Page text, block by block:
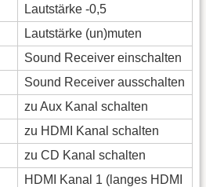
Lautstärke -0,5
Lautstärke (un)muten
Sound Receiver einschalten
Sound Receiver ausschalten
zu Aux Kanal schalten
zu HDMI Kanal schalten
zu CD Kanal schalten
HDMI Kanal 1 (langes HDMI